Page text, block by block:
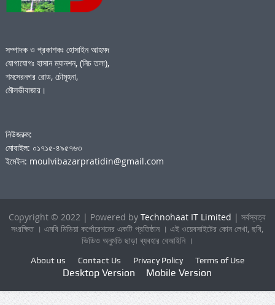
সম্পাদক ও প্রকাশকঃ হোসাইন আহমদ
যোগাযোগঃ হাসান ম্যানশন, (নিচ তলা),
শমসেরনগর রোড, চৌমূহনা,
মৌলভীবাজার।
নিউজরুম:
মোবাইল: ০১৭১৫-৪৯৫৭৬৩
ইমেইল: moulvibazarpratidin@gmail.com
Copyright © 2022 | Powered byTechnohaat IT Limited | সর্বস্বত্ব
সংরক্ষিত । এমবি মিডিয়া কর্পোরেশনের একটি প্রতিষ্ঠান । এই ওয়েবসাইটের কোন লেখা, ছবি,
ভিডিও অনুমতি ছাড়া ব্যবহার বেআইনি ।
About us Contact Us Privacy Policy Terms of Use
Desktop Version Mobile Version